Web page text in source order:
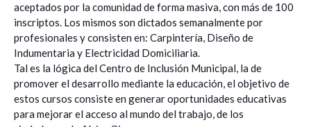
aceptados por la comunidad de forma masiva, con más de 100
inscriptos. Los mismos son dictados semanalmente por
profesionales y consisten en: Carpintería, Diseño de
Indumentaria y Electricidad Domiciliaria.
Tal es la lógica del Centro de Inclusión Municipal, la de
promover el desarrollo mediante la educación, el objetivo de
estos cursos consiste en generar oportunidades educativas
para mejorar el acceso al mundo del trabajo, de los